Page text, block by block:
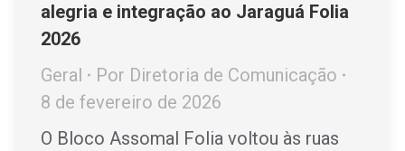
alegria e integração ao Jaraguá Folia
2026
Geral
Por Diretoria de Comunicação
8 de fevereiro de 2026
O Bloco Assomal Folia voltou às ruas